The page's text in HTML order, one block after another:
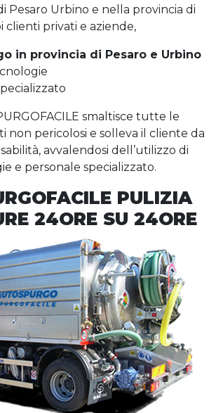
Pesaro Urbino e nella provincia di
clienti privati e aziende,
in provincia di Pesaro e Urbino
smaltisce tutte le
non pericolosi e solleva il cliente da
avvalendosi dell’utilizzo di
e personale specializzato.
PULIZIA
24ORE SU 24ORE